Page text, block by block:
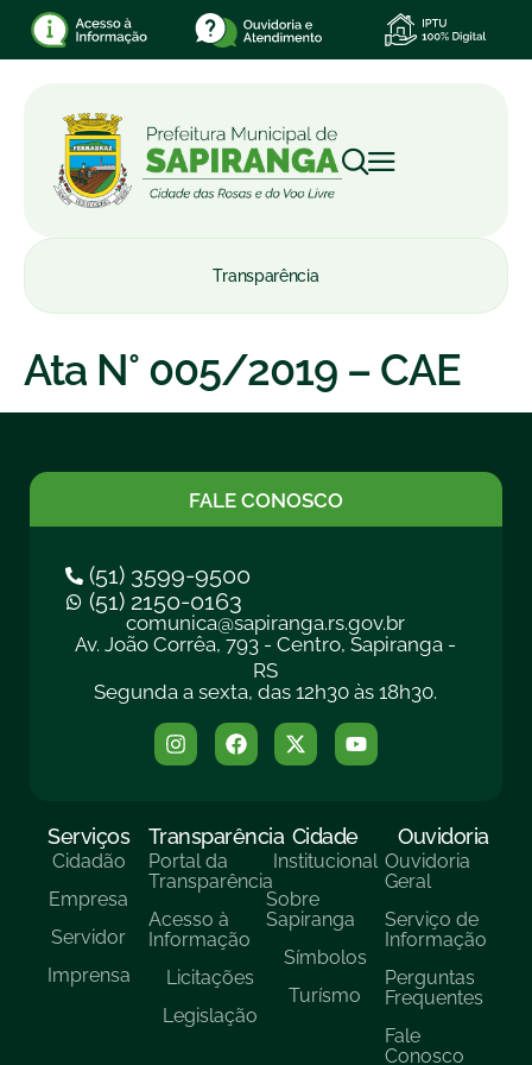
Transparência
Ata N° 005/2019 – CAE
FALE CONOSCO
(51) 3599-9500
(51) 2150-0163
comunica@sapiranga.rs.gov.br
Av. João Corrêa, 793 - Centro, Sapiranga -
RS
Segunda a sexta, das 12h30 às 18h30.
Serviços
Cidadão
Empresa
Servidor
Imprensa
Transparência
Portal da
Transparência
Acesso à
Informação
Licitações
Legislação
Cidade
Institucional
Sobre
Sapiranga
Símbolos
Turísmo
Ouvidoria
Ouvidoria
Geral
Serviço de
Informação
Perguntas
Frequentes
Fale
Conosco